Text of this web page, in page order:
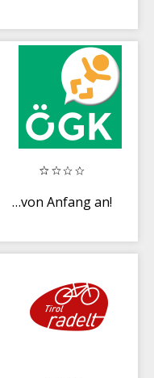
…von Anfang an!